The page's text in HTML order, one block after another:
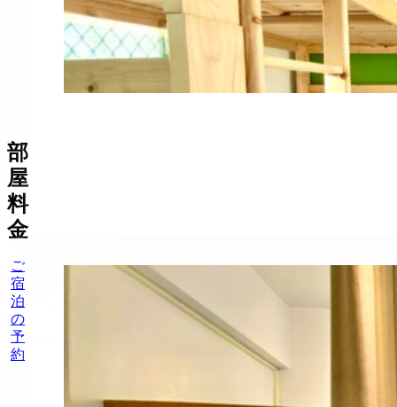
部
屋
料
金
ご
宿
泊
の
予
約